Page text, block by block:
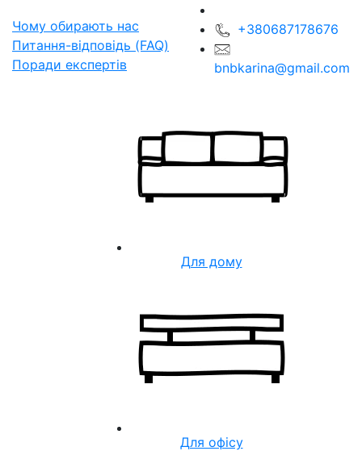
Чому обирають нас
Питання-відповідь (FAQ)
Поради експертів
+380687178676
bnbkarina@gmail.com
Для дому
Для офісу